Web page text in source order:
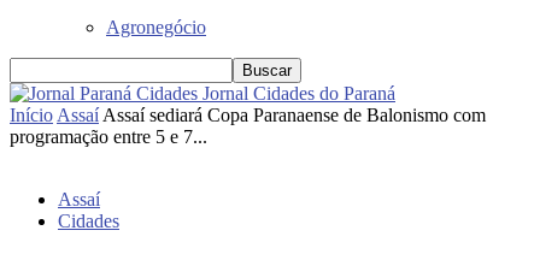
Agronegócio
Jornal Cidades do Paraná
Início Assaí Assaí sediará Copa Paranaense de Balonismo com
programação entre 5 e 7...
Assaí
Cidades